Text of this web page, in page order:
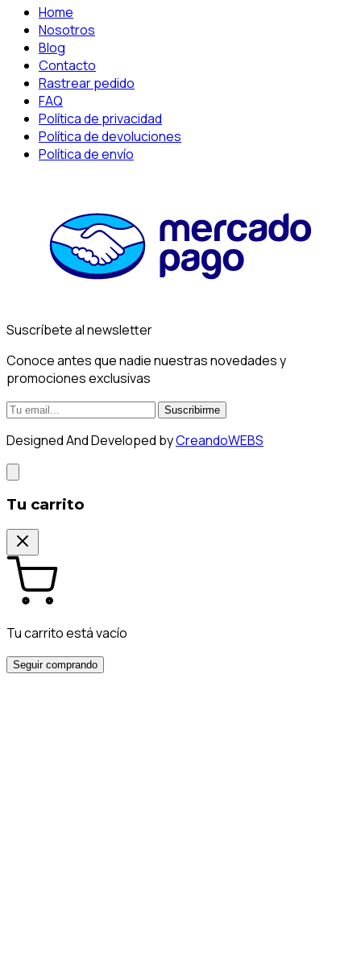
Home
Nosotros
Blog
Contacto
Rastrear pedido
FAQ
Política de privacidad
Política de devoluciones
Política de envío
Suscríbete al newsletter
Conoce antes que nadie nuestras novedades y
promociones exclusivas
Suscribirme
Designed And Developed byCreandoWEBS
Tu carrito
Tu carrito está vacío
Seguir comprando